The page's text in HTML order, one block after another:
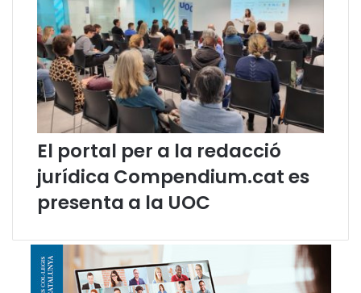
El portal per a la redacció
jurídica Compendium.cat es
presenta a la UOC